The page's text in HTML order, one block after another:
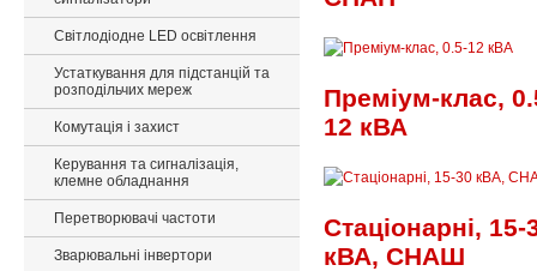
Преміум-клас,
12 кВА
Стаціонарні, 15-
кВА, СНАШ
Світлодіодне LED освітлення
Устаткування для підстанцій та
розподільчих мереж
Комутація і захист
Керування та сигналізація,
клемне обладнання
Перетворювачі частоти
Зварювальні інвертори